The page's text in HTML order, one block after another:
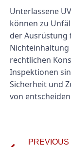
Unterlassene
können zu
der Ausrüstung
rechtlichen
Inspektionen
Sicherheit und
von
PREVIOUS